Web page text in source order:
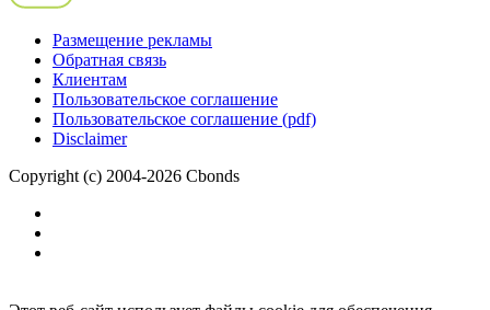
Размещение рекламы
Обратная связь
Пользовательское соглашение
Copyright (c) 2004-2026 Cbonds